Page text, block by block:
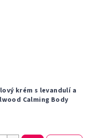
krém s levandulí a
Calming Body